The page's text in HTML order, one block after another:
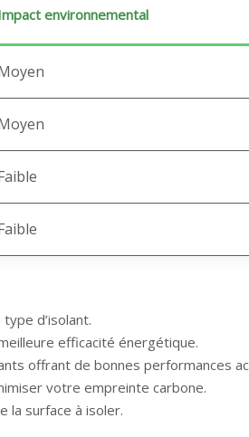
environnemental
d’isolant.
efficacité énergétique.
offrant de bonnes performances
votre empreinte carbone.
la surface à isoler.